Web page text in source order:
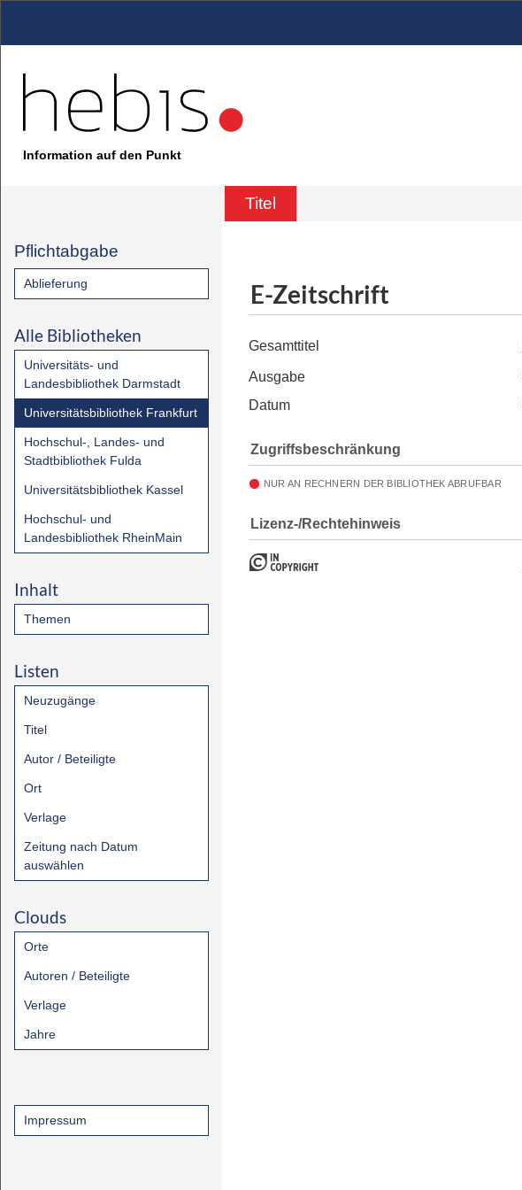
Information auf den Punkt
Titel
Pflichtabgabe
Ablieferung
Alle Bibliotheken
Universitäts- und
Landesbibliothek Darmstadt
Universitätsbibliothek Frankfurt
Hochschul-, Landes- und
Stadtbibliothek Fulda
Universitätsbibliothek Kassel
Hochschul- und
Landesbibliothek RheinMain
Inhalt
Themen
Listen
Neuzugänge
Titel
Autor / Beteiligte
Ort
Verlage
Zeitung nach Datum
auswählen
Clouds
Orte
Autoren / Beteiligte
Verlage
Jahre
Impressum
E-Zeitschrift
Gesamttitel
Ausgabe
Datum
Zugriffsbeschränkung
NUR AN RECHNERN DER BIBLIOTHEK ABRUFBAR
Lizenz-/Rechtehinweis